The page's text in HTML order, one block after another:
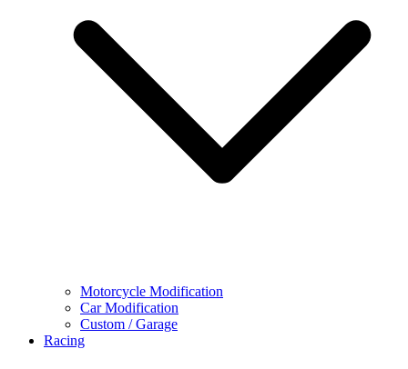
Motorcycle Modification
Car Modification
Custom / Garage
Racing